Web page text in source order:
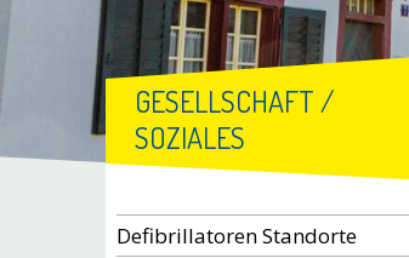
Subnavigation
GESELLSCHAFT /
SOZIALES
Defibrillatoren Standorte